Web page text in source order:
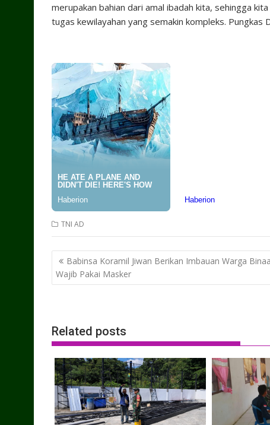
merupakan bahian dari amal ibadah kita, sehingga
tugas kewilayahan yang semakin kompleks.
TNI AD
Post
navigation
Babinsa Koramil Jiwan Berikan Imbauan Warga
Wajib Pakai Masker
Related posts